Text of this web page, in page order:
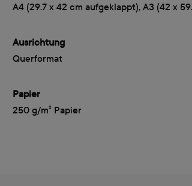
A4 (29.7 x 42 cm aufgeklappt), A3 (42 x
Ausrichtung
Querformat
Papier
250 g/m² Papier